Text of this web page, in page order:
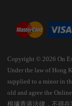
Copyright © 2026 On
Under the law of Hong
supplied to a minor in
old and agree the
根據香港法律，不得